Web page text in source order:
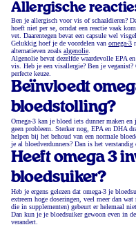
Allergische
Ben je allergisch voor vis of schaaldieren?
hoeft niet per se, omdat een reactie vaak
vet. Daarentegen bevat een capsule wel
Gelukkig hoef je de voordelen van omega-3
alternatieven zoals algenolie.
Algenolie bevat dezelfde waardevolle EPA
vis. Heb je een visallergie? Ben je
perfecte keuze.
Beïnvloedt
bloedstolling?
Omega-3 kan je bloed iets dunner maken
geen probleem. Sterker nog, EPA en DHA
helpen bij het behoud van een normale
je al bloedverdunners? Dan is het
Heeft omega 3
bloedsuiker?
Heb je ergens gelezen dat omega-3 je
extreem hoge doseringen, veel meer dan
die in supplementen) gebeurt er helemaal
Dan kun je je bloedsuiker gewoon even in
verandert.